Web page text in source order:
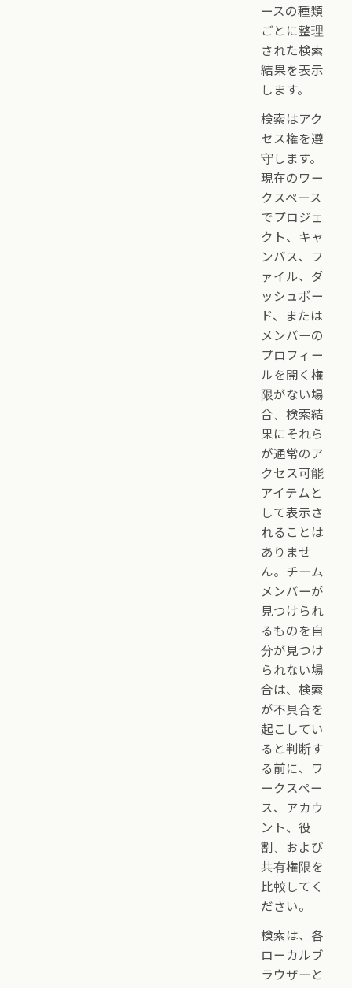
ースの種類
ごとに整理
された検索
結果を表示
します。
検索はアク
セス権を遵
守します。
現在のワー
クスペース
でプロジェ
クト、キャ
ンバス、フ
ァイル、ダ
ッシュボー
ド、または
メンバーの
プロフィー
ルを開く権
限がない場
合、検索結
果にそれら
が通常のア
クセス可能
アイテムと
して表示さ
れることは
ありませ
ん。チーム
メンバーが
見つけられ
るものを自
分が見つけ
られない場
合は、検索
が不具合を
起こしてい
ると判断す
る前に、ワ
ークスペー
ス、アカウ
ント、役
割、および
共有権限を
比較してく
ださい。
検索は、各
ローカルブ
ラウザーと